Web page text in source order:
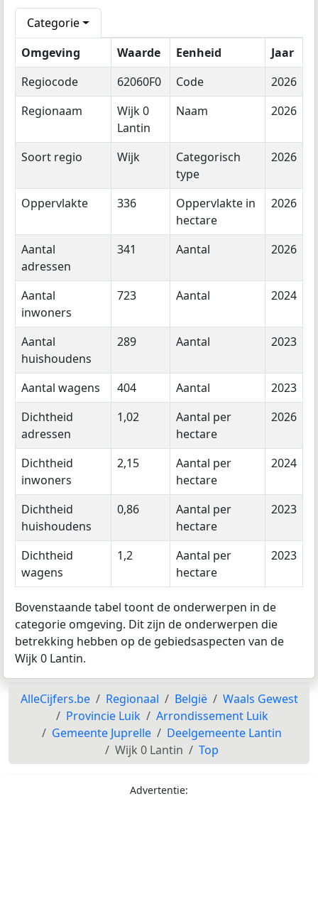
Categorie
Omgeving
Waarde Eenheid
Jaar
Regiocode
62060F0 Code
2026
Regionaam
Wijk 0
Lantin
Naam 2026
Soort regio Wijk
Categorisch
type
2026
Oppervlakte 336
Oppervlakte in
hectare
2026
Aantal
adressen
341 Aantal 2026
Aantal
inwoners
723 Aantal 2024
Aantal
huishoudens
289 Aantal 2023
Aantal wagens 404 Aantal
2023
Dichtheid
adressen
1,02
Aantal per
hectare
2026
Dichtheid
inwoners
2,15
Aantal per
hectare
2024
Dichtheid
huishoudens
0,86
Aantal per
hectare
2023
Dichtheid
wagens
1,2
Aantal per
hectare
2023
Bovenstaande tabel toont de onderwerpen in de
categorie omgeving. Dit zijn de onderwerpen die
betrekking hebben op de gebiedsaspecten van de
Wijk 0 Lantin.
AlleCijfers.be Regionaal België
Waals Gewest
Provincie Luik
Arrondissement Luik
Gemeente Juprelle
Deelgemeente Lantin
Wijk 0 Lantin
Top
Advertentie: